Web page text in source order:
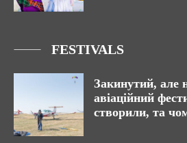
FESTIVALS
Закинутий, але
авіаційний
створили, та